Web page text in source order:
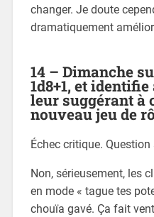
changer. Je doute
dramatiquement
14 – Dimanche
1d8+1, et
leur suggérant à
nouveau jeu de
Échec critique. Question
Non, sérieusement, les
en mode « tague tes
chouïa gavé. Ça fait